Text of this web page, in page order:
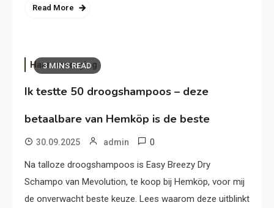
Read More
3 MINS READ
Haarverzorging
Ik testte 50 droogshampoos – deze
betaalbare van Hemköp is de beste
30.09.2025 admin 0
Na talloze droogshampoos is Easy Breezy Dry
Schampo van Mevolution, te koop bij Hemköp, voor mij
de onverwacht beste keuze. Lees waarom deze uitblinkt